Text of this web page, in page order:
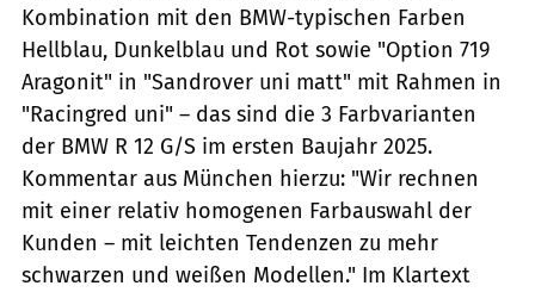
Kombination mit den BMW-typischen Farben
Hellblau, Dunkelblau und Rot sowie "Option 719
Aragonit" in "Sandrover uni matt" mit Rahmen in
"Racingred uni" – das sind die 3 Farbvarianten
der BMW R 12 G/S im ersten Baujahr 2025.
Kommentar aus München hierzu: "Wir rechnen
mit einer relativ homogenen Farbauswahl der
Kunden – mit leichten Tendenzen zu mehr
schwarzen und weißen Modellen." Im Klartext